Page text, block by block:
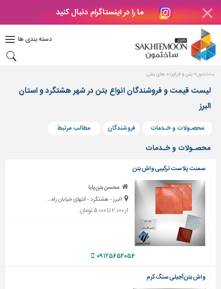
ما را در اینستاگرام دنبال کنید
دسته بندی ها
دکوراسیون
بتن
های
بتنی
پنجره
مصالح
پله،
نرده
و
حفاظ
دیوارپوش،
کفپوش
و
سرویس
بهداشتی
ساختمون بتن و فراورده های بتنی
لیست قیمت و فروشندگان انواع بتن در شهر هشتگرد و استان
البرز
محصـولات و خـدمات فروشندگان مطالب مرتبط
محصـولات و خـدمات
سمنت پلاست ترکیبی واش بتن
محسن بتن پایا
البرز - هشتگرد - انتهای خیابان راه...
از ۲,۰۰۰ تا ۵,۰۰۰ تومان
۰۹۱۲۵۶۵۲۰۵۶
واش بتن آجیلی سنگ کرم